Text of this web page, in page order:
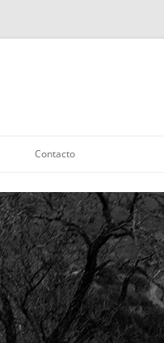
Contacto